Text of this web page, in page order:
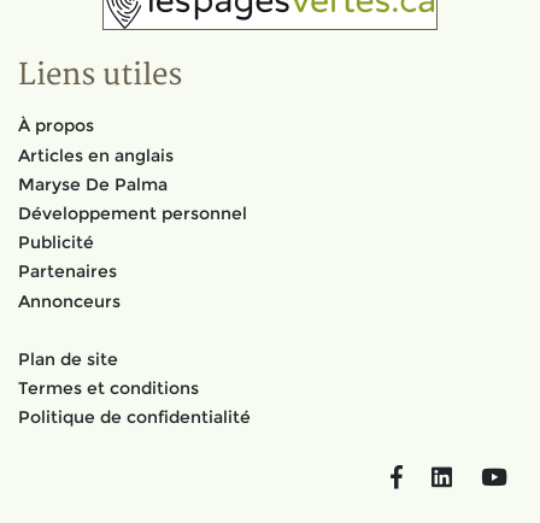
Liens utiles
À propos
Articles en anglais
Maryse De Palma
Développement personnel
Publicité
Partenaires
Annonceurs
Plan de site
Termes et conditions
Politique de confidentialité
FacebookLinkedIn